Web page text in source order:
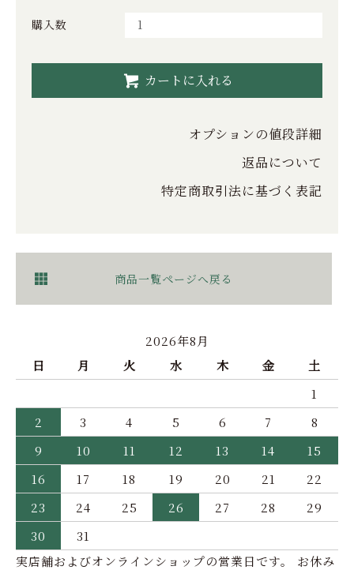
購入数
カートに入れる
オプションの値段詳細
返品について
特定商取引法に基づく表記
商品一覧ページへ戻る
2026年8月
日
月 火 水 木 金
土
1
2
3 4 5 6 7
8
9
10 11 12 13 14
15
16
17 18 19 20 21
22
23
24 25 26 27 28
29
30
31
実店舗およびオンラインショップの営業日です。 お休み